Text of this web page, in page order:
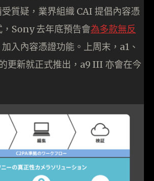
質疑，業界組織 CAI 提倡內容憑
，Sony 去年底預告會為多款無反
加入內容憑證功能。上周末，a1、
更新就正式推出，a9 III 亦會在今